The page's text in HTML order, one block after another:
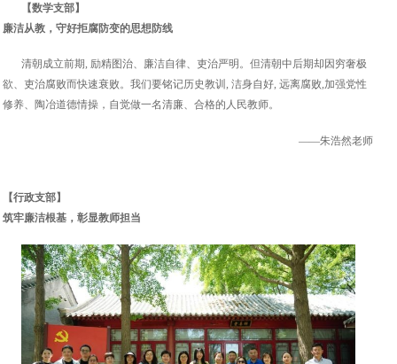
【数学支部】
廉洁从教，守好拒腐防变的思想防线
清朝成立前期, 励精图治、廉洁自律、吏治严明。但清朝中后期却因穷奢极
欲、吏治腐败而快速衰败。我们要铭记历史教训, 洁身自好, 远离腐败,加强党性
修养、陶冶道德情操，自觉做一名清廉、合格的人民教师。
——朱浩然老师
【行政支部】
筑牢廉洁根基，彰显教师担当